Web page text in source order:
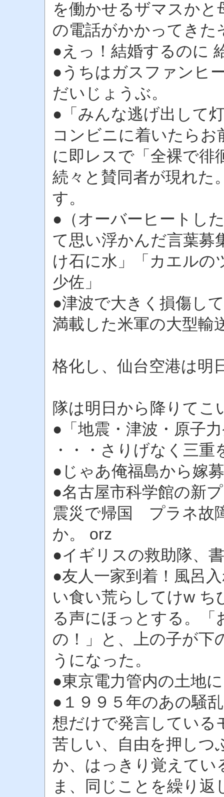
を働かせるザマスかと
の電話がかかってき
●えっ！結婚するのに
●うちはガスファンヒ
だいじょうぶ。
●「みんな逃げ出して
コンビニに着いたら
に即レスで「全裸で徘
続々と賛同者が現れた
す。
●（オーバーヒートし
て思い浮かんだ言葉募
け石に水」「カエルの
少佐」
●津波で大きく損傷し
満載した米軍の大型輸
格化し、仙台空港は明
隊は明日から降りてこ
●「地震・津波・原子
・・・さりげなく三
●じゃあ俺福島から嫁
●名古屋市科学館の新
震災で帰国 プラネ故
か。 orz
●イギリスの救助隊、
●友人一家到着！風呂
い食い荒らしてけw ち
る声にほっとする。「
の！」と、上の子が下
うになった。
●東京電力管内の土地
●１９９５年のあの騒
想だけで発言している
苦しい、自由を押しつ
か、はっきり覚えてい
ま、同じことを繰り